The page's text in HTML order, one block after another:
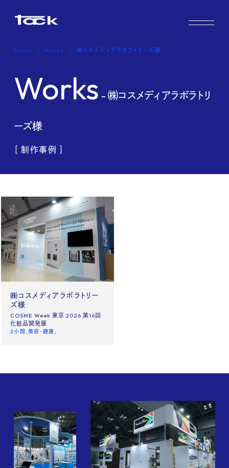
Works
Case study & Voice
Service
Recruit
Contact us
News Site policy
X
Instagram
タックチャンネル【ものづくり】
Home Works ㈱コスメディアラボラトリーズ様
Works - ㈱コスメディアラボラトリ
ーズ様
［ 制作事例 ］
㈱コスメディアラボラトリー
ズ様
COSME Week 東京 2026 第16回
化粧品開発展
2小間 美容・健康